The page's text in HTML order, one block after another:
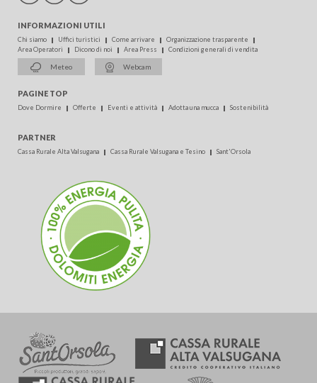
INFORMAZIONI UTILI
Chi siamo Uffici turistici Come arrivare
Organizzazione trasparente
Area Operatori
Dicono di noi Area Press Condizioni generali di vendita
Meteo Webcam
PAGINE TOP
Dove Dormire Offerte Eventi e attività Adotta una mucca Sostenibilità
PARTNER
Cassa Rurale Alta Valsugana Cassa Rurale Valsugana e Tesino Sant'Orsola